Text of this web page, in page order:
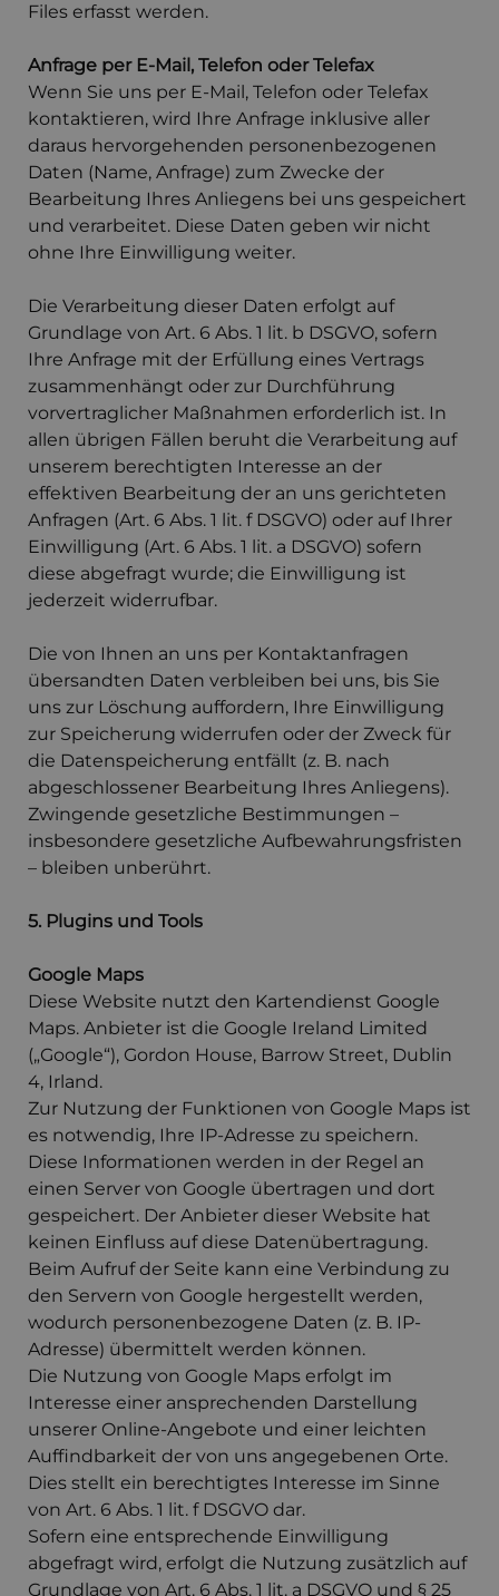
Files erfasst werden.
Anfrage per E-Mail, Telefon oder Telefax
Wenn Sie uns per E-Mail, Telefon oder Telefax
kontaktieren, wird Ihre Anfrage inklusive aller
daraus hervorgehenden personenbezogenen
Daten (Name, Anfrage) zum Zwecke der
Bearbeitung Ihres Anliegens bei uns gespeichert
und verarbeitet. Diese Daten geben wir nicht
ohne Ihre Einwilligung weiter.
Die Verarbeitung dieser Daten erfolgt auf
Grundlage von Art. 6 Abs. 1 lit. b DSGVO, sofern
Ihre Anfrage mit der Erfüllung eines Vertrags
zusammenhängt oder zur Durchführung
vorvertraglicher Maßnahmen erforderlich ist. In
allen übrigen Fällen beruht die Verarbeitung auf
unserem berechtigten Interesse an der
effektiven Bearbeitung der an uns gerichteten
Anfragen (Art. 6 Abs. 1 lit. f DSGVO) oder auf Ihrer
Einwilligung (Art. 6 Abs. 1 lit. a DSGVO) sofern
diese abgefragt wurde; die Einwilligung ist
jederzeit widerrufbar.
Die von Ihnen an uns per Kontaktanfragen
übersandten Daten verbleiben bei uns, bis Sie
uns zur Löschung auffordern, Ihre Einwilligung
zur Speicherung widerrufen oder der Zweck für
die Datenspeicherung entfällt (z. B. nach
abgeschlossener Bearbeitung Ihres Anliegens).
Zwingende gesetzliche Bestimmungen –
insbesondere gesetzliche Aufbewahrungsfristen
– bleiben unberührt.
5. Plugins und Tools
Google Maps
Diese Website nutzt den Kartendienst Google
Maps. Anbieter ist die Google Ireland Limited
(„Google“), Gordon House, Barrow Street, Dublin
4, Irland.
Zur Nutzung der Funktionen von Google Maps ist
es notwendig, Ihre IP-Adresse zu speichern.
Diese Informationen werden in der Regel an
einen Server von Google übertragen und dort
gespeichert. Der Anbieter dieser Website hat
keinen Einfluss auf diese Datenübertragung.
Beim Aufruf der Seite kann eine Verbindung zu
den Servern von Google hergestellt werden,
wodurch personenbezogene Daten (z. B. IP-
Adresse) übermittelt werden können.
Die Nutzung von Google Maps erfolgt im
Interesse einer ansprechenden Darstellung
unserer Online-Angebote und einer leichten
Auffindbarkeit der von uns angegebenen Orte.
Dies stellt ein berechtigtes Interesse im Sinne
von Art. 6 Abs. 1 lit. f DSGVO dar.
Sofern eine entsprechende Einwilligung
abgefragt wird, erfolgt die Nutzung zusätzlich auf
Grundlage von Art. 6 Abs. 1 lit. a DSGVO und § 25